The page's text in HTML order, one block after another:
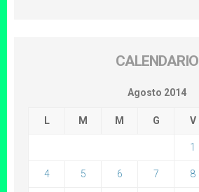
CALENDARIO
Agosto 2014
L M M G V
1
4 5 6 7 8